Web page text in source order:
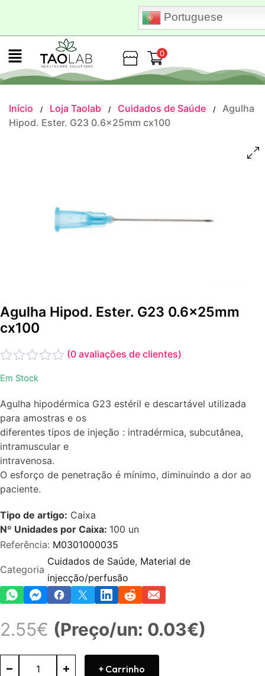
Portuguese
Loja
0
Início / Loja Taolab / Cuidados de Saúde /
Agulha
Hipod. Ester. G23 0.6x25mm cx100
Agulha Hipod. Ester. G23 0.6x25mm
cx100
0
5
(0 avaliações de clientes)
Em Stock
Agulha hipodérmica G23 estéril e descartável utilizada
para amostras e os
diferentes tipos de injeção : intradérmica, subcutânea,
intramuscular e
intravenosa.
O esforço de penetração é mínimo, diminuindo a dor ao
paciente.
Tipo de artigo: Caixa
Nº Unidades por Caixa: 100 un
Referência: M0301000035
Categoria
Cuidados de Saúde, Material de
injecção/perfusão
2.55€ (Preço/un: 0.03€)
+ Carrinho